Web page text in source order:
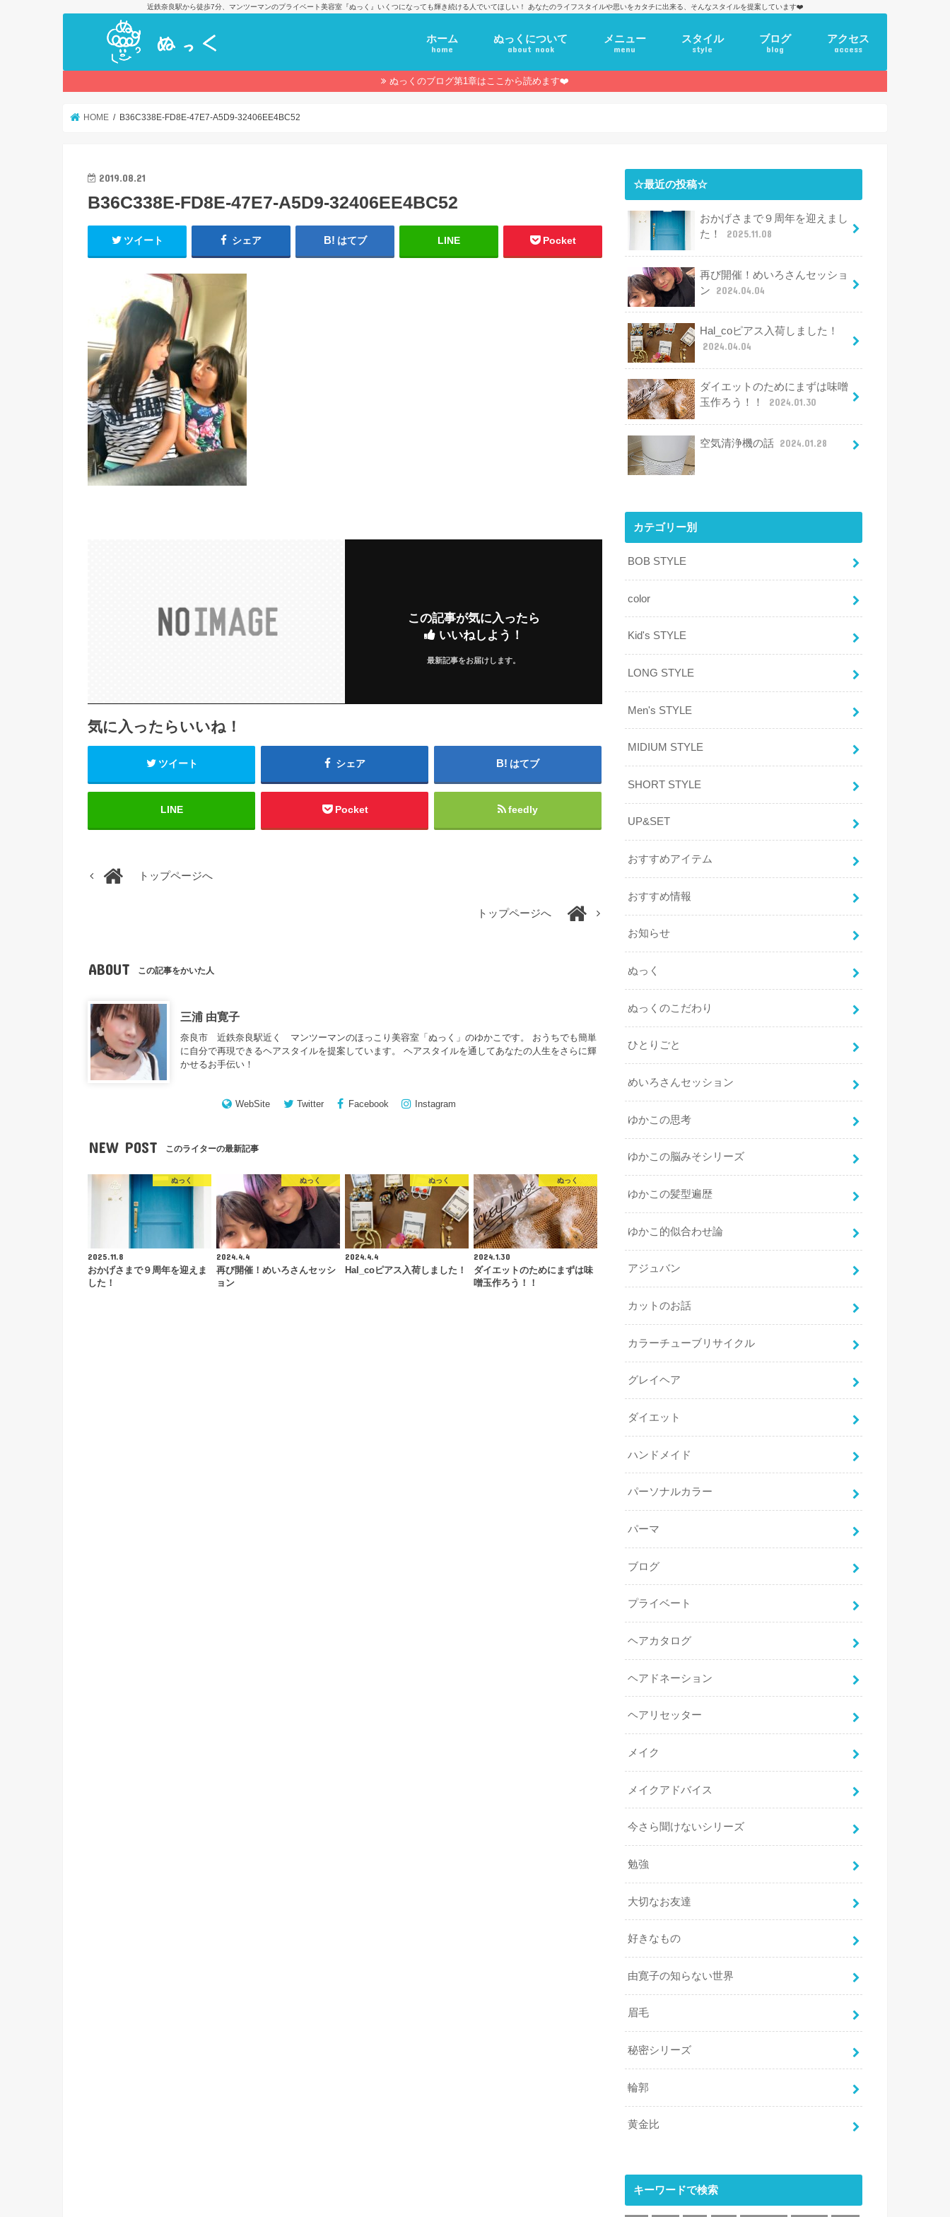
近鉄奈良駅から徒歩7分、マンツーマンのプライベート美容室『ぬっく』いくつになっても輝き続ける人でいてほしい！ あなたのライフスタイルや思いをカタチに出来る、そんなスタイルを提案しています❤️
ホーム
home
ぬっくについて
about nook
メニュー
menu
スタイル
style
ブログ
blog
アクセス
access
ぬっくのブログ第1章はここから読めます❤️
HOME B36C338E-FD8E-47E7-A5D9-32406EE4BC52
2019.08.21
B36C338E-FD8E-47E7-A5D9-32406EE4BC52
ツイート シェア はてブ LINE Pocket
この記事が気に入ったら
いいねしよう！
最新記事をお届けします。
気に入ったらいいね！
ツイート シェア はてブ
LINE Pocket feedly
トップページへ
トップページへ
ABOUT この記事をかいた人
三浦 由寛子
奈良市 近鉄奈良駅近く マンツーマンのほっこり美容室「ぬっく」のゆかこです。 おうちでも簡単
に自分で再現できるヘアスタイルを提案しています。 ヘアスタイルを通してあなたの人生をさらに輝
かせるお手伝い！
WebSite Twitter Facebook Instagram
NEW POST このライターの最新記事
ぬっく
2025.11.8
おかげさまで９周年を迎えま
した！
ぬっく
2024.4.4
再び開催！めいろさんセッシ
ョン
ぬっく
2024.4.4
Hal_coピアス入荷しました！
ぬっく
2024.1.30
ダイエットのためにまずは味
噌玉作ろう！！
☆最近の投稿☆
おかげさまで９周年を迎えまし
た！
2025.11.08
再び開催！めいろさんセッショ
ン
2024.04.04
Hal_coピアス入荷しました！
2024.04.04
ダイエットのためにまずは味噌
玉作ろう！！
2024.01.30
空気清浄機の話 2024.01.28
カテゴリー別
BOB STYLE
color
Kid's STYLE
LONG STYLE
Men's STYLE
MIDIUM STYLE
SHORT STYLE
UP&SET
おすすめアイテム
おすすめ情報
お知らせ
ぬっく
ぬっくのこだわり
ひとりごと
めいろさんセッション
ゆかこの思考
ゆかこの脳みそシリーズ
ゆかこの髪型遍歴
ゆかこ的似合わせ論
アジュバン
カットのお話
カラーチューブリサイクル
グレイヘア
ダイエット
ハンドメイド
パーソナルカラー
パーマ
ブログ
プライベート
ヘアカタログ
ヘアドネーション
ヘアリセッター
メイク
メイクアドバイス
今さら聞けないシリーズ
勉強
大切なお友達
好きなもの
由寛子の知らない世界
眉毛
秘密シリーズ
輪郭
黄金比
キーワードで検索